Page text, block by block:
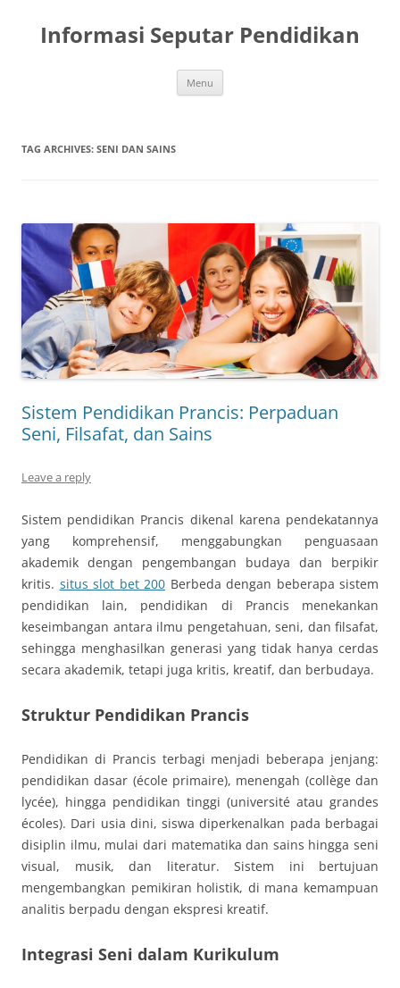
content
Informasi Seputar Pendidikan
Menu
TAG ARCHIVES: SENI DAN SAINS
Sistem Pendidikan Prancis: Perpaduan
Seni, Filsafat, dan Sains
Leave a reply
Sistem pendidikan Prancis dikenal karena pendekatannya
yang komprehensif, menggabungkan penguasaan
akademik dengan pengembangan budaya dan berpikir
kritis. situs slot bet 200 Berbeda dengan beberapa sistem
pendidikan lain, pendidikan di Prancis menekankan
keseimbangan antara ilmu pengetahuan, seni, dan filsafat,
sehingga menghasilkan generasi yang tidak hanya cerdas
secara akademik, tetapi juga kritis, kreatif, dan berbudaya.
Struktur Pendidikan Prancis
Pendidikan di Prancis terbagi menjadi beberapa jenjang:
pendidikan dasar (école primaire), menengah (collège dan
lycée), hingga pendidikan tinggi (université atau grandes
écoles). Dari usia dini, siswa diperkenalkan pada berbagai
disiplin ilmu, mulai dari matematika dan sains hingga seni
visual, musik, dan literatur. Sistem ini bertujuan
mengembangkan pemikiran holistik, di mana kemampuan
analitis berpadu dengan ekspresi kreatif.
Integrasi Seni dalam Kurikulum